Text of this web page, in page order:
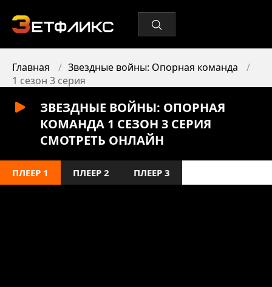
Главная
Звездные войны: Опорная команда
1 сезон 3 серия
ЗВЕЗДНЫЕ ВОЙНЫ: ОПОРНАЯ
КОМАНДА 1 СЕЗОН 3 СЕРИЯ
СМОТРЕТЬ ОНЛАЙН
ПЛЕЕР 1 ПЛЕЕР 2 ПЛЕЕР 3